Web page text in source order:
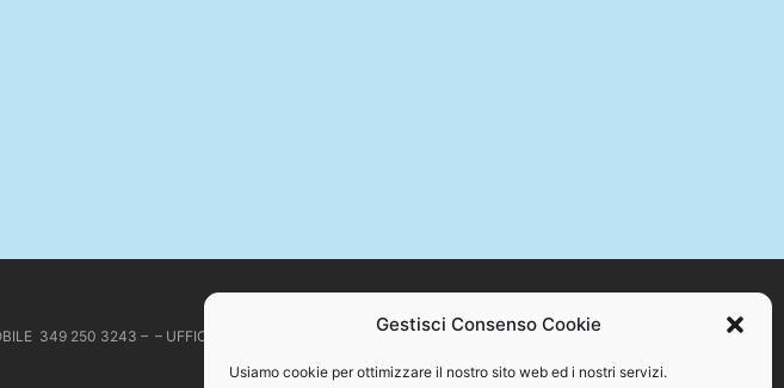
Gestisci Consenso Cookie
Usiamo cookie per ottimizzare il nostro sito web ed i nostri servizi.
349 250 3243 – – UFFICIO STAMPA +39 328 384 2176 – C.F. 94086870717